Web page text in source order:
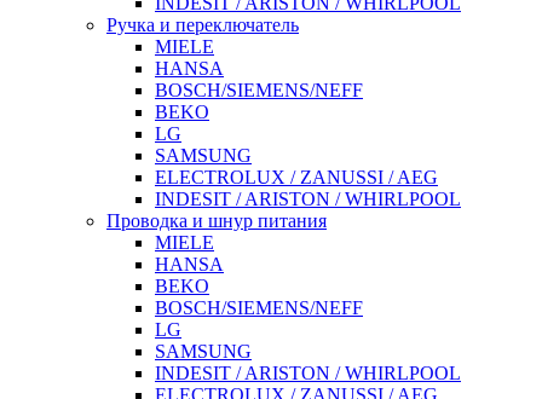
Ручка и переключатель
MIELE
HANSA
BOSCH/SIEMENS/NEFF
BEKO
LG
SAMSUNG
ELECTROLUX / ZANUSSI / AEG
INDESIT / ARISTON / WHIRLPOOL
Проводка и шнур питания
MIELE
HANSA
BEKO
BOSCH/SIEMENS/NEFF
LG
SAMSUNG
INDESIT / ARISTON / WHIRLPOOL
ELECTROLUX / ZANUSSI / AEG